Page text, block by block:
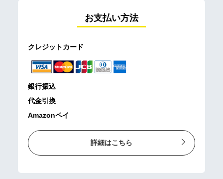
お支払い方法
クレジットカード
銀行振込
代金引換
Amazonペイ
詳細はこちら